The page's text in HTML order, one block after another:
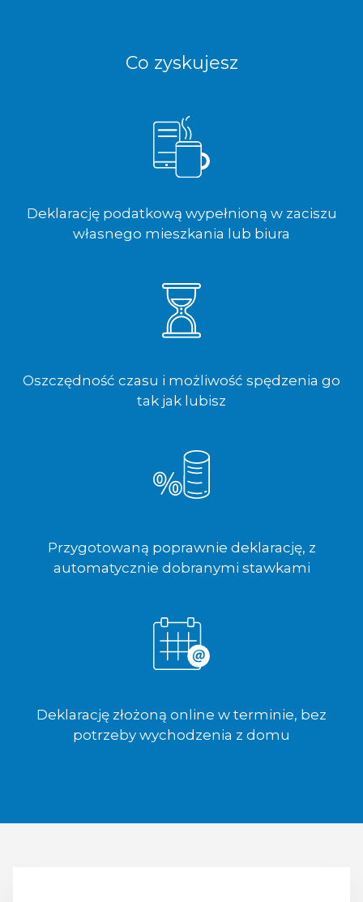
Co zyskujesz
Deklarację podatkową wypełnioną w zaciszu
własnego mieszkania lub biura
Oszczędność czasu i możliwość spędzenia go
tak jak lubisz
Przygotowaną poprawnie deklarację, z
automatycznie dobranymi stawkami
Deklarację złożoną online w terminie, bez
potrzeby wychodzenia z domu